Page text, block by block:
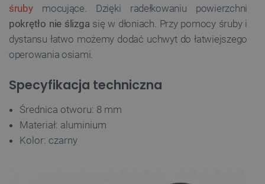
śrubymocujące. Dzięki radełkowaniu powierzchni
pokrętło nie ślizga się w dłoniach. Przy pomocy śruby i
dystansu łatwo możemy dodać uchwyt do łatwiejszego
operowania osiami.
Specyfikacja techniczna
Średnica otworu: 8 mm
Materiał: aluminium
Kolor: czarny